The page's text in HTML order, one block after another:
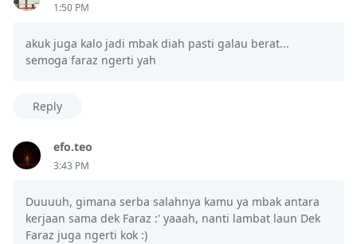
1:50 PM
akuk juga kalo jadi mbak diah pasti galau berat...
semoga faraz ngerti yah
Reply
efo.teo
3:43 PM
Duuuuh, gimana serba salahnya kamu ya mbak antara
kerjaan sama dek Faraz :' yaaah, nanti lambat laun Dek
Faraz juga ngerti kok :)